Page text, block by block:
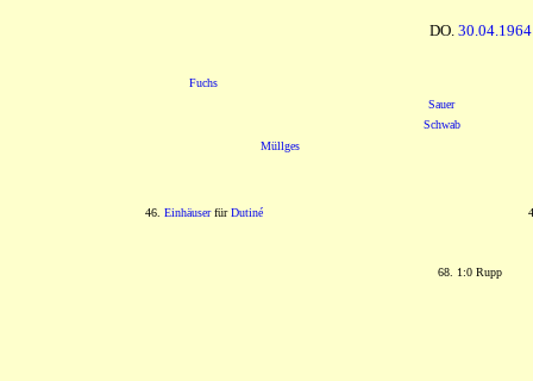
DO. 30.04.1964
Fuchs
Sauer
Schwab
Müllges
46. EinhäuserfürDutiné
68. 1:0 Rupp